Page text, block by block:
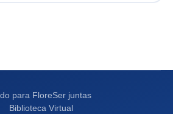
para FloreSer juntas
Biblioteca Virtual